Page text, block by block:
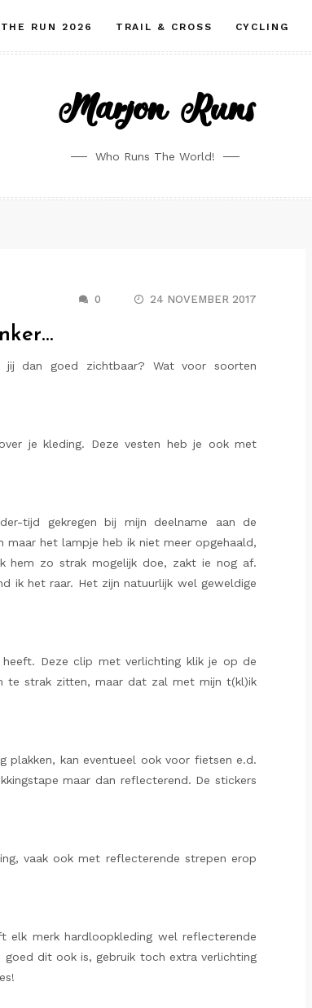
RUN 2026 TRAIL & CROSS CYCLING
Marjon Runs
Who Runs The World!
0 24 NOVEMBER 2017
dan goed zichtbaar? Wat voor soorten
je kleding. Deze vesten heb je ook met
tijd gekregen bij mijn deelname aan de
maar het lampje heb ik niet meer opgehaald,
hem zo strak mogelijk doe, zakt ie nog af.
ik het raar. Het zijn natuurlijk wel geweldige
Deze clip met verlichting klik je op de
te strak zitten, maar dat zal met mijn t(kl)ik
plakken, kan eventueel ook voor fietsen e.d.
maar dan reflecterend. De stickers
vaak ook met reflecterende strepen erop
elk merk hardloopkleding wel reflecterende
goed dit ook is, gebruik toch extra verlichting